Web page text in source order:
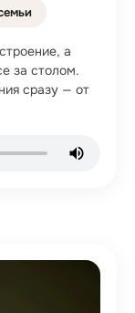
а
за столом.
сразу — от